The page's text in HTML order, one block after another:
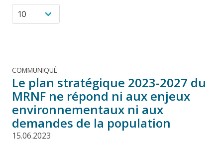
COMMUNIQUÉ
Le plan stratégique 2023-2027 du
MRNF ne répond ni aux enjeux
environnementaux ni aux
demandes de la population
15.06.2023